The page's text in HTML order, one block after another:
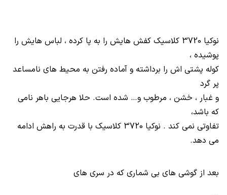
نوکیا 3720 کلاسیک کفش هایش را به پا کرده ، لباس هایش را
پوشیده ،
کوله پشتی اش را برداشته و آماده رفتن به محیط های نامساعد
پر گرد
و غبار ، خشن ، مرطوب و… شده است. حلا هرجایی باهر نامی
که باشد،
تفاوتی نمی کند . نوکیا 3720 کلاسیک با قدرت به راهش ادامه
می دهد.
بعد از گوشی های بی شماری که در سری های